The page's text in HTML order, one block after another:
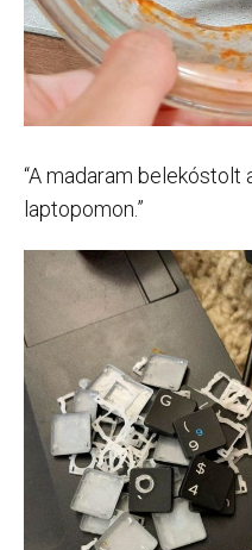
“A madaram
laptopomon.”